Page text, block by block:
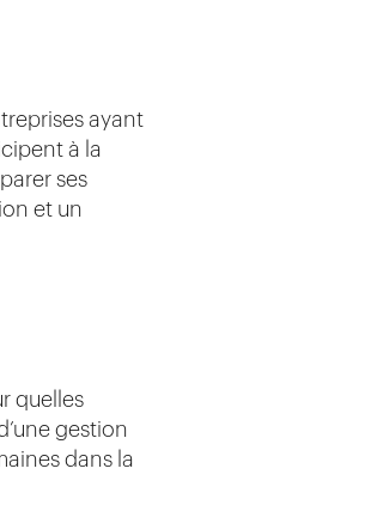
ayant
à la
ses
et un
quelles
gestion
dans la